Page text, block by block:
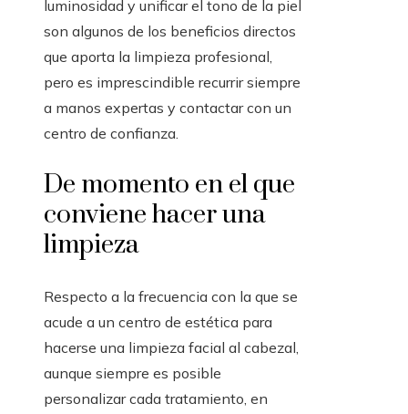
luminosidad y unificar el tono de la piel
son algunos de los beneficios directos
que aporta la limpieza profesional,
pero es imprescindible recurrir siempre
a manos expertas y contactar con un
centro de confianza.
De momento en el que
conviene hacer una
limpieza
Respecto a la frecuencia con la que se
acude a un centro de estética para
hacerse una limpieza facial al cabezal,
aunque siempre es posible
personalizar cada tratamiento, en